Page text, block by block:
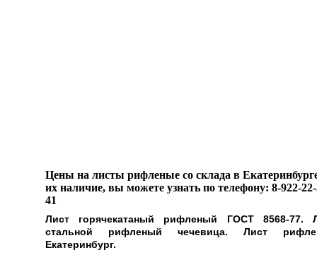
Цены на листы рифленые со склада в
их наличие, вы можете узнать по телефону: 8-922-
41
Лист горячекатаный рифленый ГОСТ 8568-77.
стальной рифленый чечевица. Лист
Екатеринбург.